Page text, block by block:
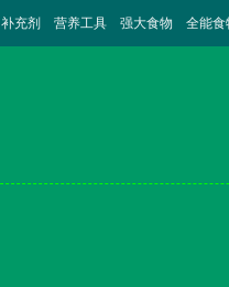
补充剂 营养工具 强大食物 全能食